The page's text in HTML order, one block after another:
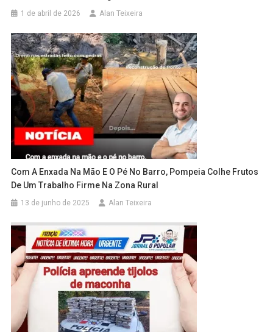
1 de abril de 2026 Alan Teixeira
Com A Enxada Na Mão E O Pé No Barro, Pompeia Colhe Frutos
De Um Trabalho Firme Na Zona Rural
13 de junho de 2025 Alan Teixeira